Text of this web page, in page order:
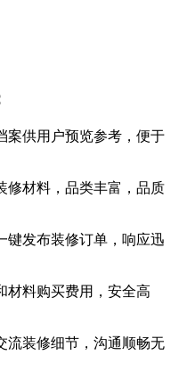
案供用户预览参考，便于
修材料，品类丰富，品质
键发布装修订单，响应迅
材料购买费用，安全高
流装修细节，沟通顺畅无